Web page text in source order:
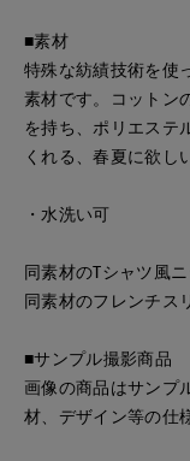
■素材
特殊な紡績技術を使
素材です。コットン
を持ち、ポリエステ
くれる、春夏に欲し
・水洗い可
同素材のTシャツ風
同素材のフレンチス
■サンプル撮影商品
画像の商品はサンプ
材、デザイン等の仕